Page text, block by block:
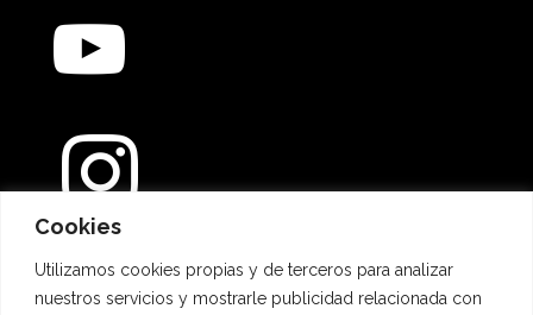
Cookies
Utilizamos cookies propias y de terceros para analizar
nuestros servicios y mostrarle publicidad relacionada con
Métodos de pago